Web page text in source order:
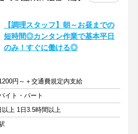
【調理スタッフ】朝～お昼までの
短時間◎カンタン作業で基本平日
のみ！すぐに働ける◎
円～＋交通費規定内支給
イト・パート
以上 1日3.5時間以上